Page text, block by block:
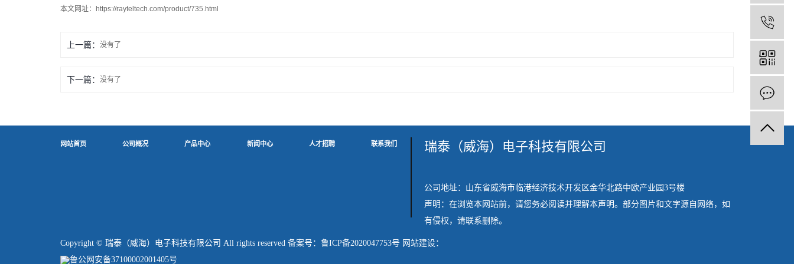
本文网址： https://rayteltech.com/product/735.html
上一篇： 没有了
下一篇： 没有了
网站首页 公司概况 产品中心 新闻中心 人才招聘 联系我们 瑞泰（威海）电子科技有限公司
公司地址：山东省威海市临港经济技术开发区金华北路中欧产业园3号楼
声明：在浏览本网站前，请您务必阅读并理解本声明。部分图片和文字源自网络，如
有侵权，请联系删除。
Copyright © 瑞泰（威海）电子科技有限公司 All rights reserved 备案号： 鲁ICP备2020047753号 网站建设：
鲁公网安备37100002001405号